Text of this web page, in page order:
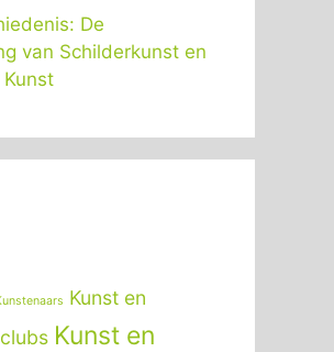
De
van Schilderkunst en
Kunst en
Kunst en